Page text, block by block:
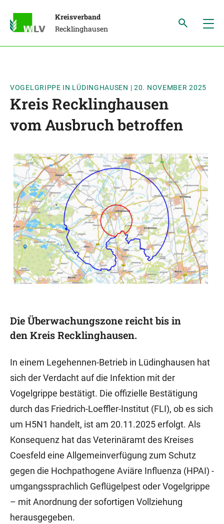
Kreisverband
Recklinghausen
VOGELGRIPPE IN LÜDINGHAUSEN |20. NOVEMBER 2025
Kreis Recklinghausen
vom Ausbruch betroffen
Die Überwachungszone reicht bis in
den Kreis Recklinghausen.
In einem Legehennen-Betrieb in Lüdinghausen hat
sich der Verdacht auf die Infektion mit der
Vogelgrippe bestätigt. Die offizielle Bestätigung
durch das Friedrich-Loeffler-Institut (FLI), ob es sich
um H5N1 handelt, ist am 20.11.2025 erfolgt. Als
Konsequenz hat das Veterinäramt des Kreises
Coesfeld eine Allgemeinverfügung zum Schutz
gegen die Hochpathogene Aviäre Influenza (HPAI) -
umgangssprachlich Geflügelpest oder Vogelgrippe
– mit Anordnung der sofortigen Vollziehung
herausgegeben.